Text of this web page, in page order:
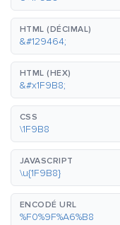
HTML (DÉCIMAL)
&#129464;
HTML (HEX)
&#x1F9B8;
CSS
\1F9B8
JAVASCRIPT
\u{1F9B8}
ENCODÉ URL
%F0%9F%A6%B8